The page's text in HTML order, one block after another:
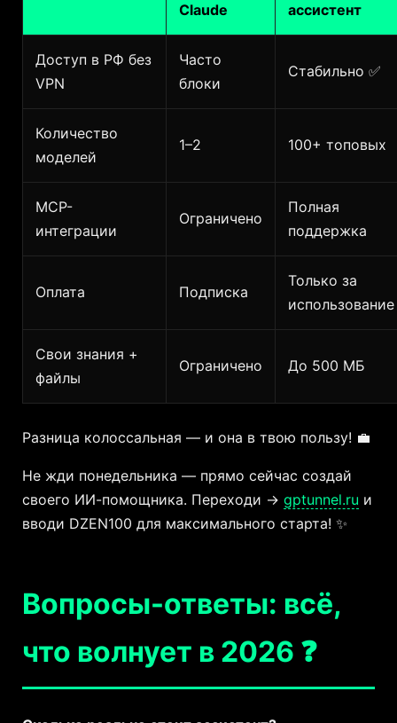
Claude
ассистент
Доступ в РФ без
VPN
Часто
блоки
Стабильно ✅
Количество
моделей
1–2 100+ топовых
MCP-
интеграции
Ограничено
Полная
поддержка
Оплата Подписка
Только за
использование
Свои знания +
файлы
Ограничено До 500 МБ
Разница колоссальная — и она в твою пользу! 💼
Не жди понедельника — прямо сейчас создай
своего ИИ-помощника. Переходи → gptunnel.ru и
вводи DZEN100 для максимального старта! ✨
Вопросы-ответы: всё,
что волнует в 2026 ❓